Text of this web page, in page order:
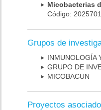
Micobacterias
Código:
Grupos de
INMUNOLOGÍA
GRUPO DE
MICOBAC­UN
Proyectos